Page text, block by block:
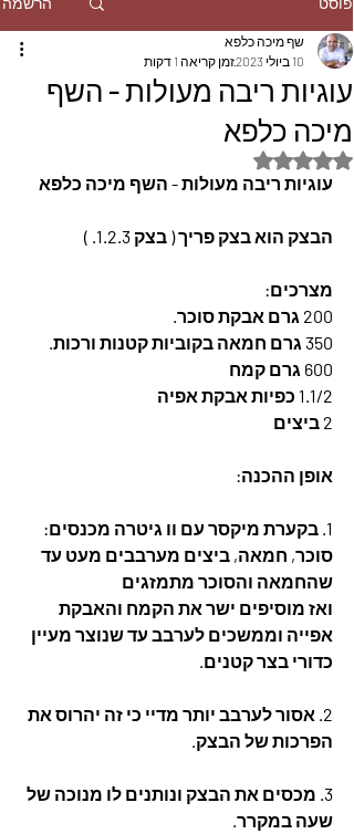
עוגיות ריבה מעולות - השף
מיכה כלפא
שף מיכה כלפא
10 ביולי 2023
זמן קריאה 1 דקות
דירוג של NaN מתוך 5 כוכבים
עוגיות ריבה מעולות - השף מיכה כלפא
הבצק הוא בצק פריך ( בצק 1.2.3. )
מצרכים:
200 גרם אבקת סוכר.
350 גרם חמאה בקוביות קטנות ורכות.
600 גרם קמח
1.1/2 כפיות אבקת אפיה
2 ביצים
אופן ההכנה:
1. בקערת מיקסר עם וו גיטרה מכנסים:
סוכר, חמאה, ביצים מערבבים מעט עד
שהחמאה והסוכר מתמזגים
ואז מוסיפים ישר את הקמח והאבקת
אפייה וממשכים לערבב עד שנוצר מעיין
כדורי בצר קטנים.
2. אסור לערבב יותר מדיי כי זה יהרוס את
הפרכות של הבצק.
3. מכסים את הבצק ונותנים לו מנוכה של
שעה במקרר.